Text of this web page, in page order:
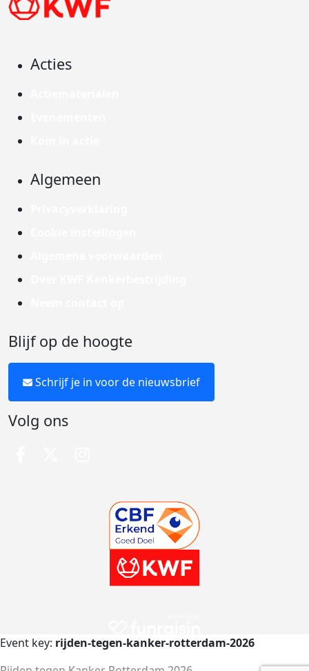
Acties
Algemeen
Blijf op de hoogte
Schrijf je in voor de nieuwsbrief
Volg ons
Event key: rijden-tegen-kanker-rotterdam-2026